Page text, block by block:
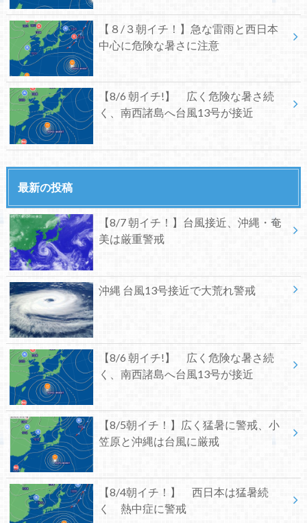
【８/３朝イチ！】急な雷雨と西日本
中心に危険な暑さに注意
【8/6 朝イチ!】 広く危険な暑さ続
く、南西諸島へ台風13号が接近
最新の投稿
【8/7 朝イチ！】台風接近、沖縄・奄
美は厳重警戒
沖縄 台風13号接近で大荒れ警戒
【8/6 朝イチ!】 広く危険な暑さ続
く、南西諸島へ台風13号が接近
【8/5朝イチ！】広く猛暑に警戒、小
笠原と沖縄は台風に厳戒
【8/4朝イチ！】 西日本は猛暑続
く 熱中症に警戒